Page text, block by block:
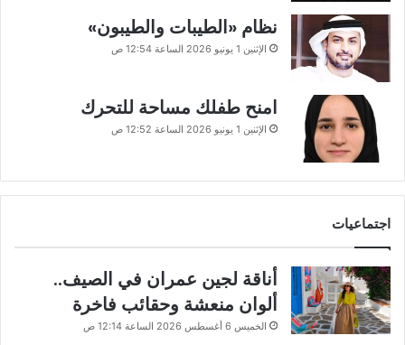
نظام «الطيبات والطيبون»
الإثنين 1 يونيو 2026 الساعة 12:54 ص
امنح طفلك مساحة للتحرك
الإثنين 1 يونيو 2026 الساعة 12:52 ص
اجتماعيات
أناقة لجين عمران في الصيف..
ألوان منعشة وحقائب فاخرة
الخميس 6 أغسطس 2026 الساعة 12:14 ص